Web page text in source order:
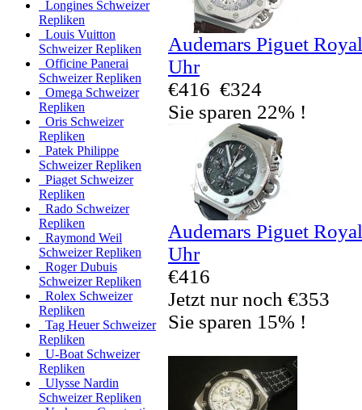
Longines Schweizer
Repliken
Louis Vuitton
Schweizer Repliken
Officine Panerai
Schweizer Repliken
Omega Schweizer
Repliken
Oris Schweizer
Repliken
Patek Philippe
Schweizer Repliken
Piaget Schweizer
Repliken
Rado Schweizer
Repliken
Raymond Weil
Schweizer Repliken
Roger Dubuis
Schweizer Repliken
Rolex Schweizer
Repliken
Tag Heuer Schweizer
Repliken
U-Boat Schweizer
Repliken
Ulysse Nardin
Schweizer Repliken
Audemars Piguet
Uhr
€416 €324
Sie sparen 22% !
Audemars Piguet
Uhr
€416
Jetzt nur noch €353
Sie sparen 15% !